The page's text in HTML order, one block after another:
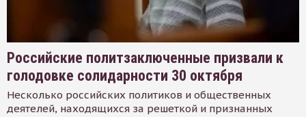
Российские политзаключенные призвали к
голодовке солидарности 30 октября
Несколько российских политиков и общественных
деятелей, находящихся за решеткой и признанных